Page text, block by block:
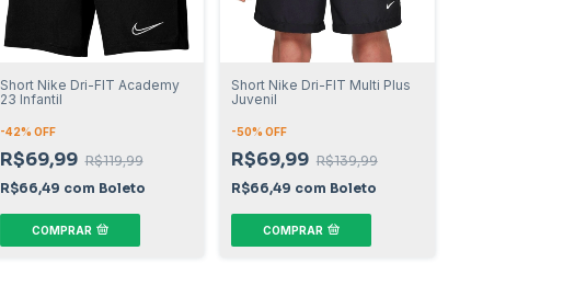
Short Nike Dri-FIT Academy
23 Infantil
-42% OFF
R$69,99 R$119,99
R$66,49 com Boleto
COMPRAR
Short Nike Dri-FIT Multi Plus
Juvenil
-50% OFF
R$69,99 R$139,99
R$66,49 com Boleto
COMPRAR